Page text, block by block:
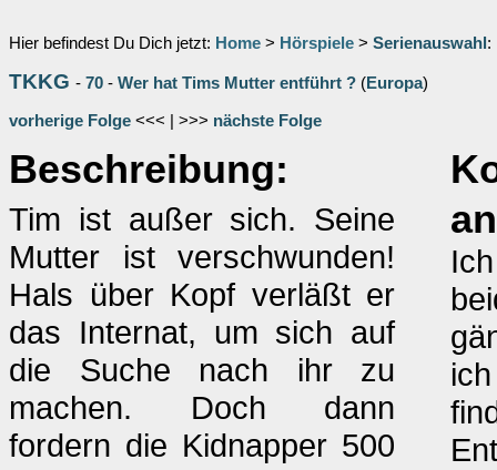
Hier befindest Du Dich jetzt: Home > Hörspiele > Serienauswahl :
TKKG - 70 - Wer hat Tims Mutter entführt ? (Europa)
vorherige Folge <<< | >>> nächste Folge
Beschreibung:
Tim ist außer sich. Seine
Mutter ist verschwunden!
Hals über Kopf verläßt er
das Internat, um sich auf
die Suche nach ihr zu
machen. Doch dann
fordern die Kidnapper 500